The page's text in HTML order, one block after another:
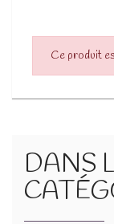
Ce produit
DANS